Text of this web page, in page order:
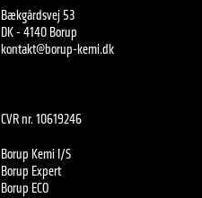
Bækgårdsvej 53
DK - 4140 Borup
kontakt@borup-kemi.dk
CVR nr. 10619246
Borup Kemi I/S
Borup Expert
Borup ECO